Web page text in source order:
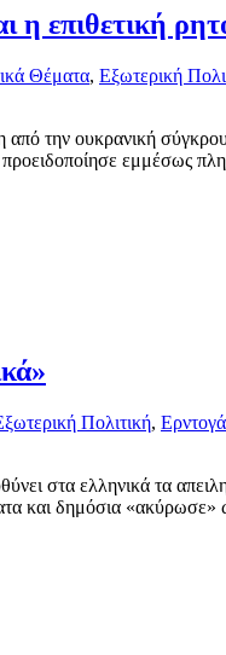
η επιθετική
Θέματα, Εξωτερική
την ουκρανική
εμμέσως
Πολιτική,
στα ελληνικά τα
και δημόσια